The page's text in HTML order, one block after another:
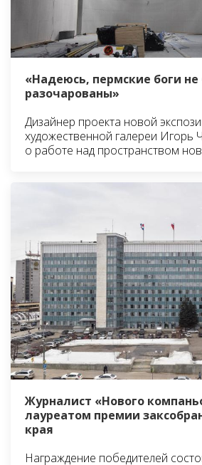
«Надеюсь, пермские боги не
разочарованы»
Дизайнер проекта новой
художественной галереи Игорь
о работе над пространством
Журналист «Нового
лауреатом премии
края
Награждение победителей